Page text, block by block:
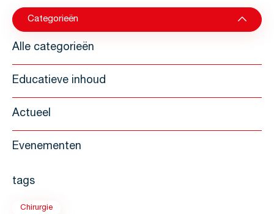
Categorieën
Alle categorieën
Educatieve inhoud
Actueel
Evenementen
tags
Chirurgie